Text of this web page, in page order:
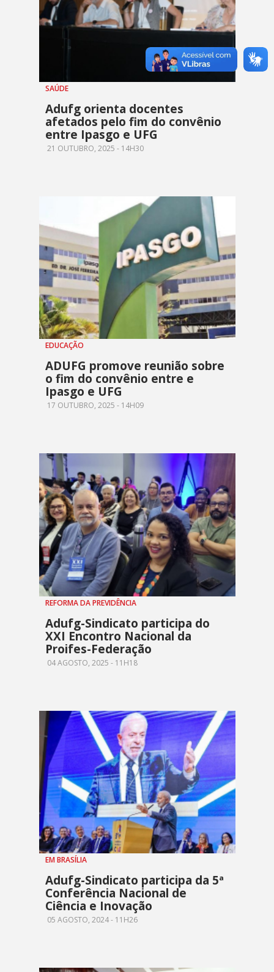
SAÚDE
Adufg orienta docentes
afetados pelo fim do convênio
entre Ipasgo e UFG
21 OUTUBRO, 2025 - 14H30
EDUCAÇÃO
ADUFG promove reunião sobre
o fim do convênio entre e
Ipasgo e UFG
17 OUTUBRO, 2025 - 14H09
REFORMA DA PREVIDÊNCIA
Adufg-Sindicato participa do
XXI Encontro Nacional da
Proifes-Federação
04 AGOSTO, 2025 - 11H18
EM BRASÍLIA
Adufg-Sindicato participa da 5ª
Conferência Nacional de
Ciência e Inovação
05 AGOSTO, 2024 - 11H26